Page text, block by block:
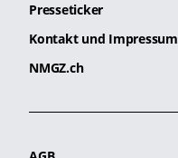
Presseticker
Kontakt und Impressum
NMGZ.ch